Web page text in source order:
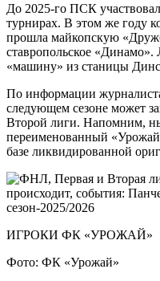
До 2025-го ПСК
турнирах. В этом же году
прошла майкопскую
ставропольское
«машину» из станицы
По информации
следующем сезоне может
Второй лиги. Напомним,
переименованный
базе ликвидированной
ИГРОКИ ФК «УРОЖАЙ»
Фото: ФК «Урожай»